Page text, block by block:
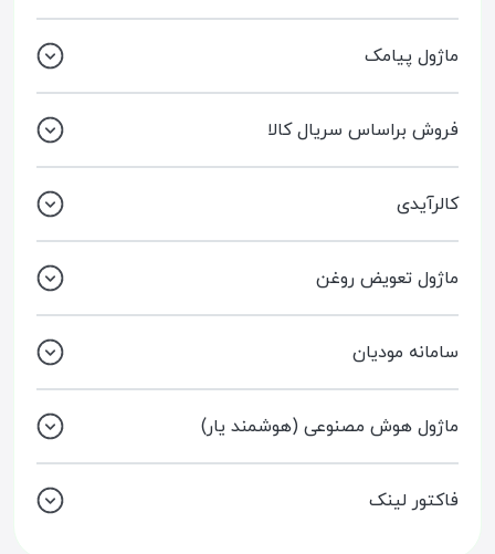
ماژول پیامک
فروش براساس سریال کالا
کالرآیدی
ماژول تعویض روغن
سامانه مودیان
ماژول هوش مصنوعی (هوشمند یار)
فاکتور لینک